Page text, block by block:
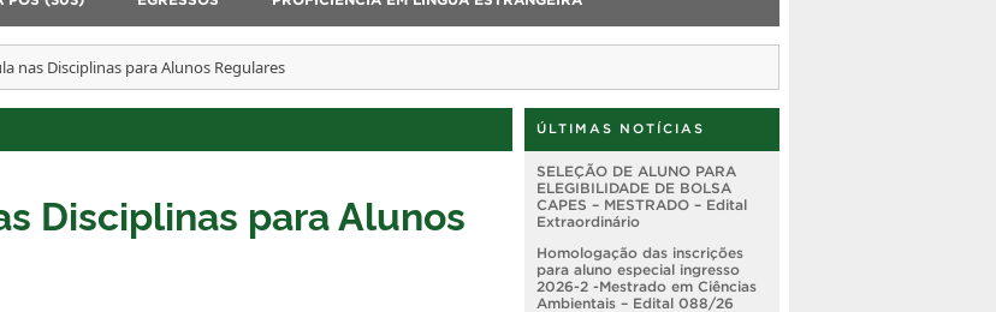
nas Disciplinas para Alunos Regulares
Disciplinas para Alunos
ÚLTIMAS NOTÍCIAS
SELEÇÃO DE ALUNO PARA
ELEGIBILIDADE DE BOLSA
CAPES – MESTRADO – Edital
Extraordinário
Homologação das inscrições
para aluno especial ingresso
2026-2 -Mestrado em Ciências
Ambientais – Edital 088/26